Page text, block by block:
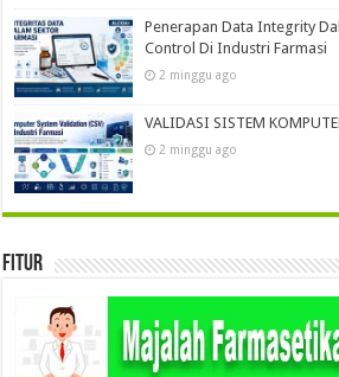
Penerapan Data Integrity
Control Di Industri Farmasi
2 minggu ago
VALIDASI SISTEM
2 minggu ago
Fitur